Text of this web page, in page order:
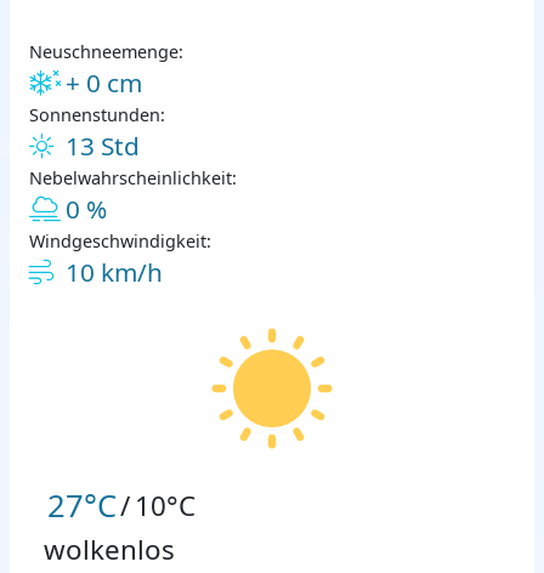
Neuschneemenge:
+ 0 cm
Sonnenstunden:
13 Std
Nebelwahrscheinlichkeit:
0 %
Windgeschwindigkeit:
10 km/h
27°C/10°C
wolkenlos